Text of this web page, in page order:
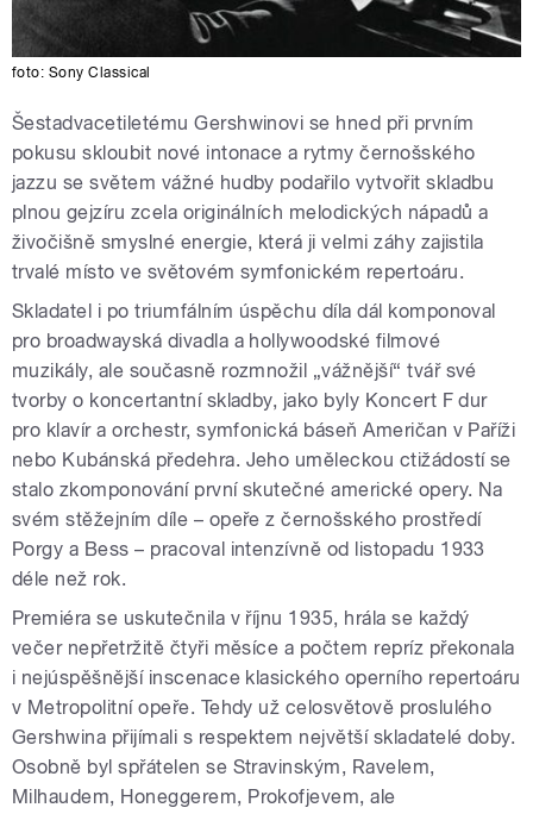
foto: Sony Classical
Šestadvacetiletému Gershwinovi se hned při prvním
pokusu skloubit nové intonace a rytmy černošského
jazzu se světem vážné hudby podařilo vytvořit skladbu
plnou gejzíru zcela originálních melodických nápadů a
živočišně smyslné energie, která ji velmi záhy zajistila
trvalé místo ve světovém symfonickém repertoáru.
Skladatel i po triumfálním úspěchu díla dál komponoval
pro broadwayská divadla a hollywoodské filmové
muzikály, ale současně rozmnožil „vážnější“ tvář své
tvorby o koncertantní skladby, jako byly Koncert F dur
pro klavír a orchestr, symfonická báseň Američan v Paříži
nebo Kubánská předehra. Jeho uměleckou ctižádostí se
stalo zkomponování první skutečné americké opery. Na
svém stěžejním díle – opeře z černošského prostředí
Porgy a Bess – pracoval intenzívně od listopadu 1933
déle než rok.
Premiéra se uskutečnila v říjnu 1935, hrála se každý
večer nepřetržitě čtyři měsíce a počtem repríz překonala
i nejúspěšnější inscenace klasického operního repertoáru
v Metropolitní opeře. Tehdy už celosvětově proslulého
Gershwina přijímali s respektem největší skladatelé doby.
Osobně byl spřátelen se Stravinským, Ravelem,
Milhaudem, Honeggerem, Prokofjevem, ale